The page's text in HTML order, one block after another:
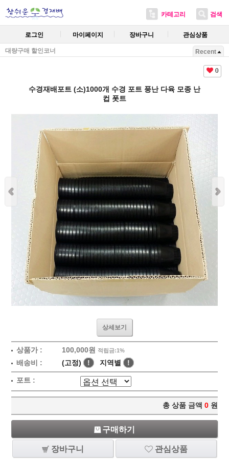
카테고리 검색
로그인 마이페이지 장바구니 관심상품
대량구매 할인코너 Recent
0
수경재배포트 (소)1000개 수경 포트 풍난 다육 모종 난
컵 폿트
상세보기
상품가 : 100,000원 적립금:1%
배송비 : (고정) ! 지역별 !
포트 :
총 상품 금액 0 원
구매하기
장바구니 관심상품